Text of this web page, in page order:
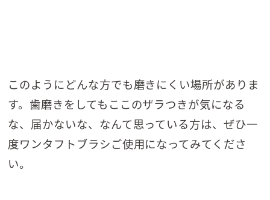
このようにどんな方でも磨きにくい場所がありま
す。歯磨きをしてもここのザラつきが気になる
な、届かないな、なんて思っている方は、ぜひ一
度ワンタフトブラシご使用になってみてくださ
い。